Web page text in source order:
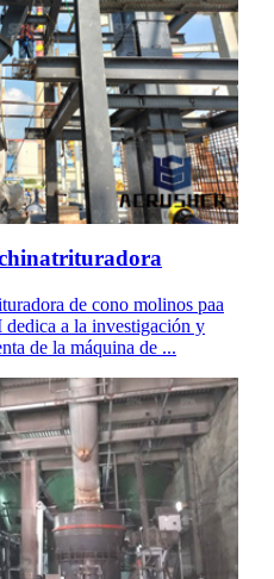
de cono molinos paa
a la investigación y
de la máquina de ...